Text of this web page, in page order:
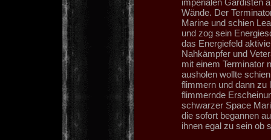
imperialen Gardisten
Wände. Der
Marine und schien
und zog sein
das Energiefeld
Nahkämpfer und
mit einem Terminator
ausholen wollte
flimmern und dann zu
flimmernde
schwarzer Space
die sofort begannen
ihnen egal zu sein ob